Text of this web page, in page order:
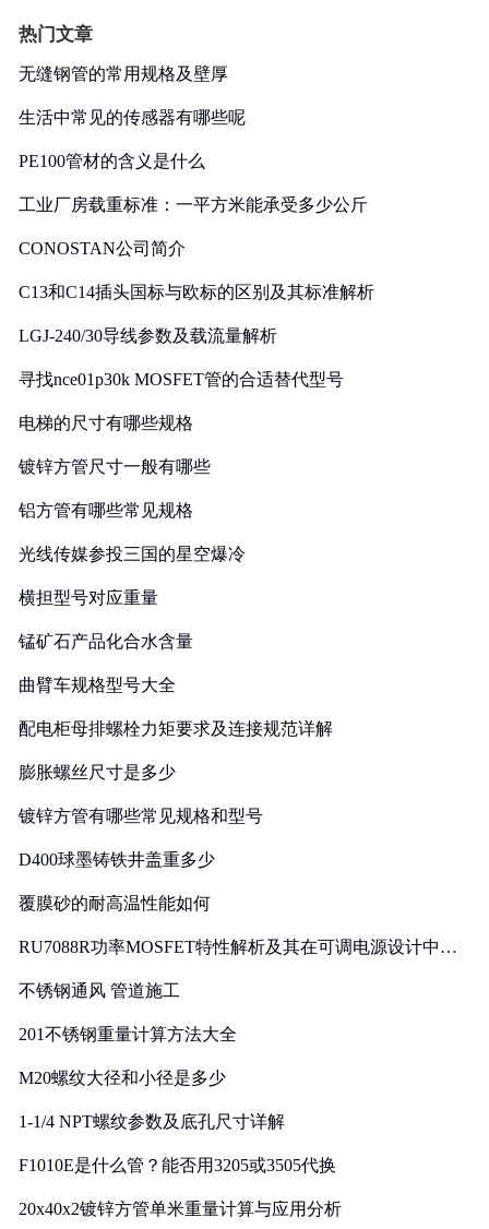
热门文章
无缝钢管的常用规格及壁厚
生活中常见的传感器有哪些呢
PE100管材的含义是什么
工业厂房载重标准：一平方米能承受多少公斤
CONOSTAN公司简介
C13和C14插头国标与欧标的区别及其标准解析
LGJ-240/30导线参数及载流量解析
寻找nce01p30k MOSFET管的合适替代型号
电梯的尺寸有哪些规格
镀锌方管尺寸一般有哪些
铝方管有哪些常见规格
光线传媒参投三国的星空爆冷
横担型号对应重量
锰矿石产品化合水含量
曲臂车规格型号大全
配电柜母排螺栓力矩要求及连接规范详解
膨胀螺丝尺寸是多少
镀锌方管有哪些常见规格和型号
D400球墨铸铁井盖重多少
覆膜砂的耐高温性能如何
RU7088R功率MOSFET特性解析及其在可调电源设计中的
不锈钢通风 管道施工
201不锈钢重量计算方法大全
M20螺纹大径和小径是多少
1-1/4 NPT螺纹参数及底孔尺寸详解
F1010E是什么管？能否用3205或3505代换
20x40x2镀锌方管单米重量计算与应用分析